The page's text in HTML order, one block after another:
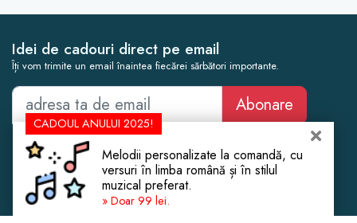
Idei de cadouri direct pe email
Îți vom trimite un email înaintea fiecărei sărbători importante.
Abonare
Cadouri Femei
Cadouri Bărbați
Cadouri Copii
Cadouri Experiențe
Botez
Cununie Civilă
CADOUL ANULUI 2025!
Melodii personalizate la comandă, cu
versuri în limba română și în stilul
muzical preferat.
» Doar 99 lei.